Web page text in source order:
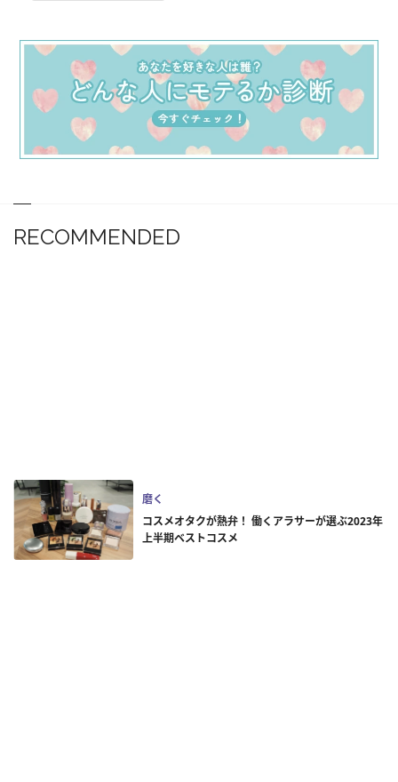
RECOMMENDED
磨く
コスメオタクが熱弁！ 働くアラサーが選ぶ2023年
上半期ベストコスメ